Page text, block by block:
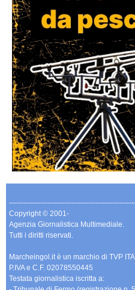
Copyright © 2001-
Agenzia Giornalistica Multimediale.
Tutti i diritti riservati.
Marcheingol.it è un marchio di TVP
P.IVA e C.F. 02078550445
Testata giornalistica iscritta a: